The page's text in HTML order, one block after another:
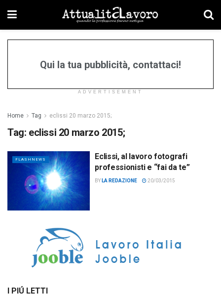
Qui la tua pubblicità, contattaci!
ADVERTISEMENT
Home Tag eclissi 20 marzo 2015;
Tag: eclissi 20 marzo 2015;
FLASHNEWS
Eclissi, al lavoro fotografi
professionisti e “fai da te”
BY LA REDAZIONE 20/03/2015
I PIÚ LETTI